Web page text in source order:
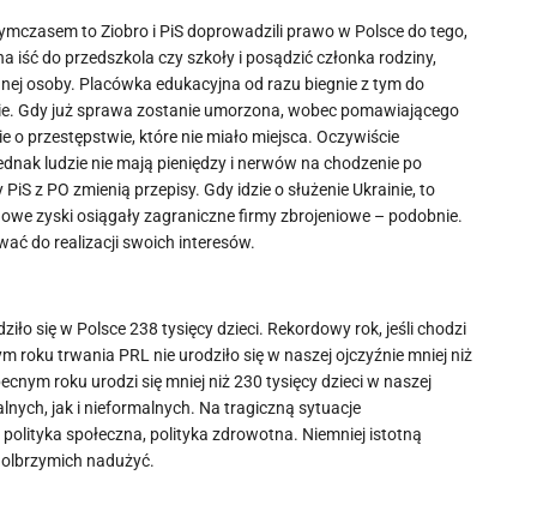
to Ziobro i PiS doprowadzili prawo w Polsce do tego,
iść do przedszkola czy szkoły i posądzić członka rodziny,
osoby. Placówka edukacyjna od razu biegnie z tym do
Gdy już sprawa zostanie umorzona, wobec pomawiającego
przestępstwie, które nie miało miejsca. Oczywiście
ludzie nie mają pieniędzy i nerwów na chodzenie po
z PO zmienią przepisy. Gdy idzie o służenie Ukrainie, to
zyski osiągały zagraniczne firmy zbrojeniowe – podobnie.
do realizacji swoich interesów.
się w Polsce 238 tysięcy dzieci. Rekordowy rok, jeśli chodzi
roku trwania PRL nie urodziło się w naszej ojczyźnie mniej niż
roku urodzi się mniej niż 230 tysięcy dzieci w naszej
jak i nieformalnych. Na tragiczną sytuacje
społeczna, polityka zdrowotna. Niemniej istotną
nadużyć.